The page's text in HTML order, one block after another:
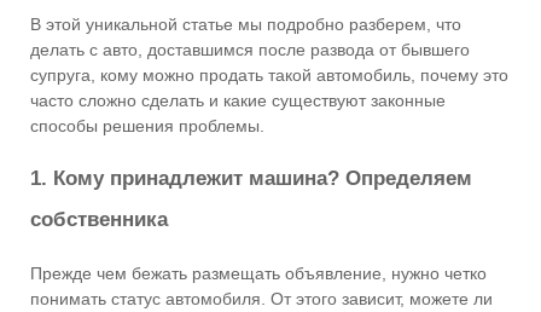
В этой уникальной статье мы подробно разберем, что
делать с авто, доставшимся после развода от бывшего
супруга, кому можно продать такой автомобиль, почему это
часто сложно сделать и какие существуют законные
способы решения проблемы.
1. Кому принадлежит машина? Определяем
собственника
Прежде чем бежать размещать объявление, нужно четко
понимать статус автомобиля. От этого зависит, можете ли